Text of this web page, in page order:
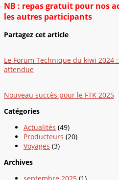
NB : repas gratuit pour nos
les autres participants
Partagez cet article
Le Forum Technique du kiwi
attendue
Nouveau succès pour le FTK 2025
Catégories
Actualités (49)
Producteurs (20)
Voyages (3)
Archives